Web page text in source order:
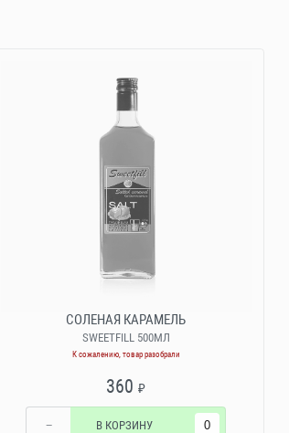
СОЛЕНАЯ КАРАМЕЛЬ
SWEETFILL 500МЛ
К сожалению, товар разобрали
360₽
− В КОРЗИНУ